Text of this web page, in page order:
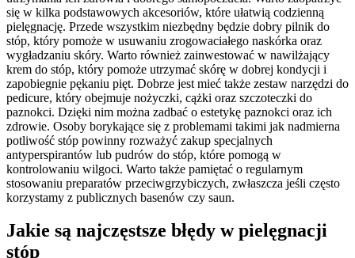
się w kilka podstawowych akcesoriów, które ułatwią codzienną
pielęgnację. Przede wszystkim niezbędny będzie dobry pilnik do
stóp, który pomoże w usuwaniu zrogowaciałego naskórka oraz
wygładzaniu skóry. Warto również zainwestować w nawilżający
krem do stóp, który pomoże utrzymać skórę w dobrej kondycji i
zapobiegnie pękaniu pięt. Dobrze jest mieć także zestaw narzędzi do
pedicure, który obejmuje nożyczki, cążki oraz szczoteczki do
paznokci. Dzięki nim można zadbać o estetykę paznokci oraz ich
zdrowie. Osoby borykające się z problemami takimi jak nadmierna
potliwość stóp powinny rozważyć zakup specjalnych
antyperspirantów lub pudrów do stóp, które pomogą w
kontrolowaniu wilgoci. Warto także pamiętać o regularnym
stosowaniu preparatów przeciwgrzybiczych, zwłaszcza jeśli często
korzystamy z publicznych basenów czy saun.
Jakie są najczęstsze błędy w pielęgnacji
stóp